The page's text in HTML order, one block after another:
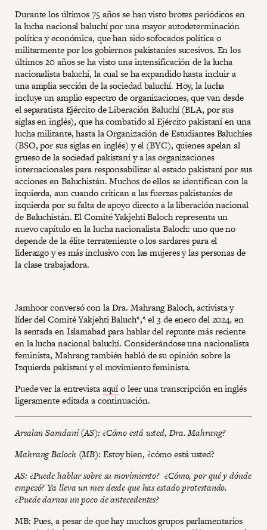
Durante los últimos 75 años se han visto brotes periódicos en
la lucha nacional baluchí por una mayor autodeterminación
política y económica, que han sido sofocados política o
militarmente por los gobiernos pakistaníes sucesivos. En los
últimos 20 años se ha visto una intensificación de la lucha
nacionalista baluchí, la cual se ha expandido hasta incluir a
una amplia sección de la sociedad baluchí. Hoy, la lucha
incluye un amplio espectro de organizaciones, que van desde
el separatista Ejército de Liberación Baluchí (BLA, por sus
siglas en inglés), que ha combatido al Ejército pakistaní en una
lucha militante, hasta la Organización de Estudiantes Baluchíes
(BSO, por sus siglas en inglés) y el (BYC), quienes apelan al
grueso de la sociedad pakistaní y a las organizaciones
internacionales para responsabilizar al estado pakistaní por sus
acciones en Baluchistán. Muchos de ellos se identifican con la
izquierda, aun cuando critican a las fuerzas pakistaníes de
izquierda por su falta de apoyo directo a la liberación nacional
de Baluchistán. El Comité Yakjehti Baloch representa un
nuevo capítulo en la lucha nacionalista Baloch: uno que no
depende de la élite terrateniente o los sardares para el
liderazgo y es más inclusivo con las mujeres y las personas de
la clase trabajadora.
Jamhoor conversó con la Dra. Mahrang Baloch, activista y
líder del Comité Yakjehti Baluch*,* el 3 de enero del 2024, en
la sentada en Islamabad para hablar del repunte más reciente
en la lucha nacional baluchí. Considerándose una nacionalista
feminista, Mahrang también habló de su opinión sobre la
Izquierda pakistaní y el movimiento feminista.
Puede ver la entrevistaaquío leer una transcripción en inglés
ligeramente editada a continuación.
Arsalan Samdani (AS): ¿Cómo está usted, Dra. Mahrang?
Mahrang Baloch (MB): Estoy bien, ¿cómo está usted?
AS: ¿Puede hablar sobre su movimiento? ¿Cómo, por qué y dónde
empezó? Ya lleva un mes desde que has estado protestando.
¿Puede darnos un poco de antecedentes?
MB: Pues, a pesar de que hay muchos grupos parlamentarios